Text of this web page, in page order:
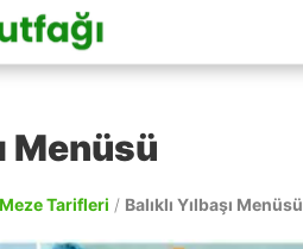
Menüsü
Tarifleri / Balıklı Yılbaşı Menüsü